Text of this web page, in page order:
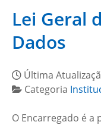
Lei Geral
Dados
Última
Categoria
O Encarregado é